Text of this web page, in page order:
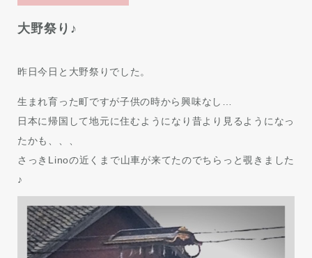
大野祭り♪
昨日今日と大野祭りでした。
生まれ育った町ですが子供の時から興味なし…
日本に帰国して地元に住むようになり昔より見るようになっ
たかも、、、
さっきLinoの近くまで山車が来てたのでちらっと覗きました
♪